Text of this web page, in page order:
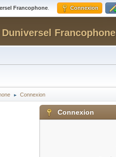
Francophone Connexion
Francophone
► Connexion
Connexion